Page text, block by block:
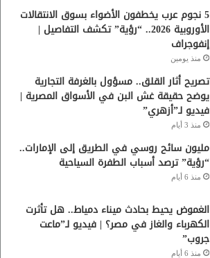
5 نجوم عرب يخطفون الأضواء بسوق الانتقالات
الأوروبية 2026.. “رؤية” تكشف التفاصيل |
إنفوجراف
منذ يومين
تصريح أثار القلق.. مسؤول بالغرفة التجارية
يوضح حقيقة غش البن في الأسواق المصرية |
فيديو لـ”أزهري”
منذ 3 أيام
مليون سائح روسي في الطريق إلى الإمارات..
“رؤية” ترصد أسباب الطفرة السياحية
منذ 6 أيام
الغموض يحيط بحادث ميناء دمياط.. هل تأثرت
الكهرباء والغاز في مصر؟ | فيديو لـ”ماعت
جروب”
منذ 6 أيام